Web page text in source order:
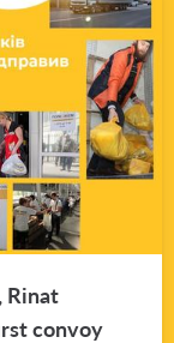
Rinat
con­voy